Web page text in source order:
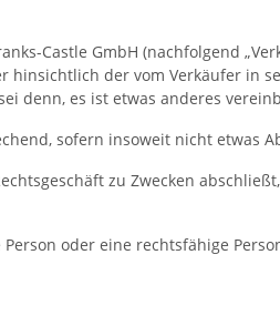
Castle GmbH (nachfolgend
hinsichtlich der vom Verkäufer
denn, es ist etwas anderes
sofern insoweit nicht etwas
zu Zwecken
oder eine rechtsfähige